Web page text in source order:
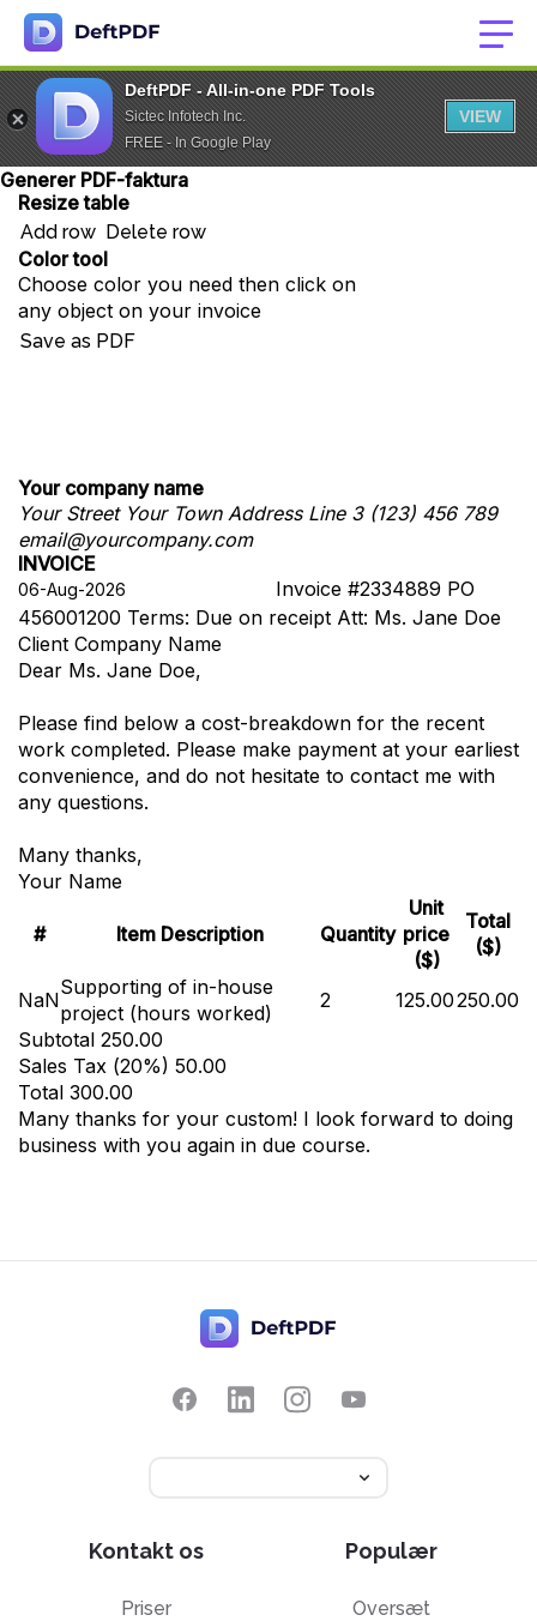
DeftPDF - All-in-one PDF Tools
Sictec Infotech Inc.
FREE - In Google Play
VIEW
Generer PDF-faktura
Resize table
Add row Delete row
Color tool
Choose color you need then click on
any object on your invoice
Save as PDF
Your company name
Your Street Your Town Address Line 3 (123) 456 789
email@yourcompany.com
INVOICE
Invoice #2334889 PO
456001200 Terms: Due on receipt Att: Ms. Jane Doe
Client Company Name
Dear Ms. Jane Doe,
Please find below a cost-breakdown for the recent
work completed. Please make payment at your earliest
convenience, and do not hesitate to contact me with
any questions.
Many thanks,
Your Name
# Item Description Quantity
Unit
price
($)
Total
($)
NaN
Supporting of in-house
project (hours worked)
2 125.00250.00
Subtotal 250.00
Sales Tax (20%) 50.00
Total 300.00
Many thanks for your custom! I look forward to doing
business with you again in due course.
Kontakt os
Priser
Populær
Oversæt